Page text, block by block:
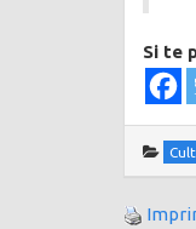
Si te